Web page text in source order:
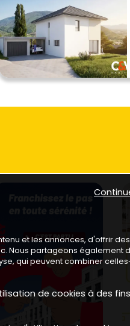
et les annonces, d'offrir
Nous partageons également
qui peuvent combiner
de cookies à des